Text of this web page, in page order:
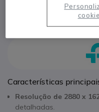
5 anos de garantia
Características
Resolução de 2880 x
detalhadas.